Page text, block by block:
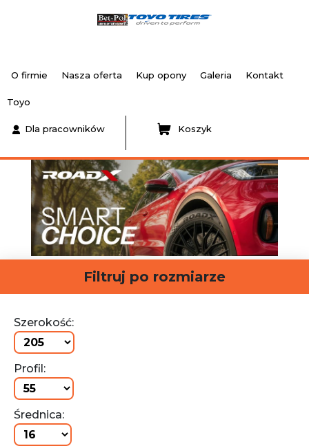
O firmie Nasza oferta Kup opony Galeria Kontakt
Toyo
Dla pracowników Koszyk
Filtruj po rozmiarze
Szerokość:
Profil:
Średnica: